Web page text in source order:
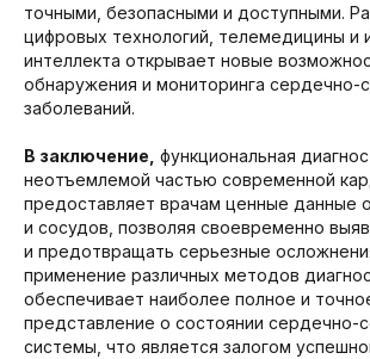
точными, безопасными и доступными.
цифровых технологий, телемедицины и
интеллекта открывает новые
обнаружения и мониторинга сердечно-
заболеваний.
В заключение, функциональная
неотъемлемой частью современной
предоставляет врачам ценные данные
и сосудов, позволяя своевременно
и предотвращать серьезные
применение различных методов
обеспечивает наиболее полное и
представление о состоянии сердечно-
системы, что является залогом